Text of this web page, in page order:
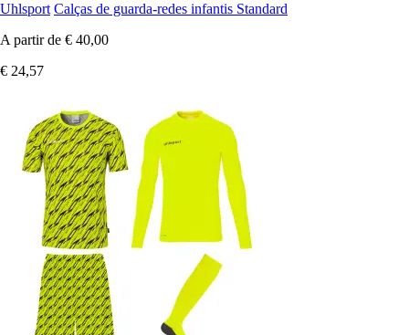
Uhlsport Calças de guarda-redes infantis Standard
A partir de € 40,00
€ 24,57